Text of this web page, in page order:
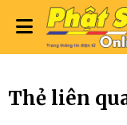
Thẻ liên